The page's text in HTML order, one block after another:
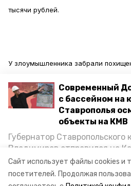
Сайт использует файлы cookies и
посетителей. Продолжая
Современный
с бассейном на
Ставрополья
объекты на КМВ
Губернатор Ставропольского
Владимиров отправился на
Минеральные Воды, чтобы
строительство объектов в
Минводах, а также
тысячи рублей.
У злоумышленника забрали
действий. По факту кражи
Задержанного заключили под
Ранее в Ульяновке женщина
родственника.